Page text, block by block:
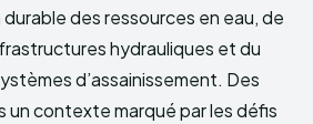
des ressources en eau, de
hydrauliques et du
d’assainissement. Des
un contexte marqué par les défis